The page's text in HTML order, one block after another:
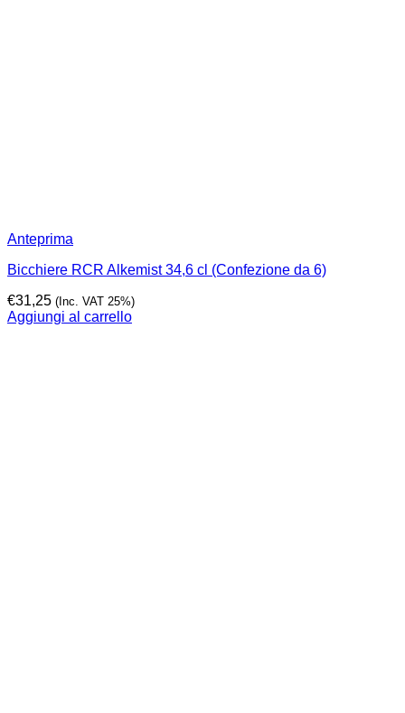
Anteprima
Bicchiere RCR Alkemist 34,6 cl (Confezione da 6)
€31,25 (Inc. VAT 25%)
Aggiungi al carrello